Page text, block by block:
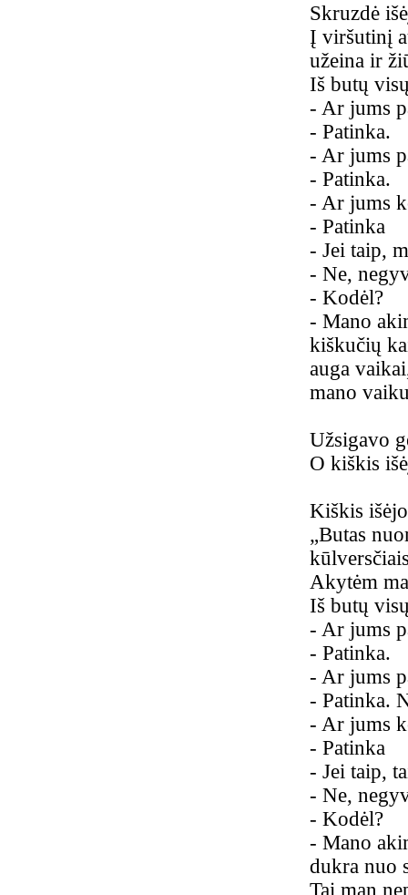
Skruzdė
Į viršutinį
užeina ir
Iš butų
- Ar jums
- Patinka.
- Ar jums
- Patinka.
- Ar jums
- Patinka
- Jei taip,
- Ne,
- Kodėl?
- Mano
kiškučių
auga
mano
Užsigavo
O kiškis
Kiškis
„Butas
Akytėm
Iš butų
- Ar jums
- Patinka.
- Ar jums
- Patinka.
- Ar jums
- Patinka
- Jei taip,
- Ne,
- Kodėl?
- Mano
dukra nuo
Tai man